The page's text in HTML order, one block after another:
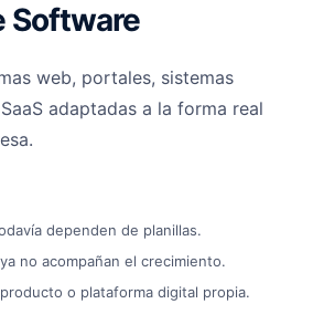
Software
web, portales, sistemas
adaptadas a la forma real
dependen de planillas.
no acompañan el crecimiento.
o plataforma digital propia.